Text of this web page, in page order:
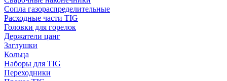
Сопла газораспределительные
Расходные части TIG
Головки для горелок
Держатели цанг
Заглушки
Кольца
Наборы для TIG
Переходники